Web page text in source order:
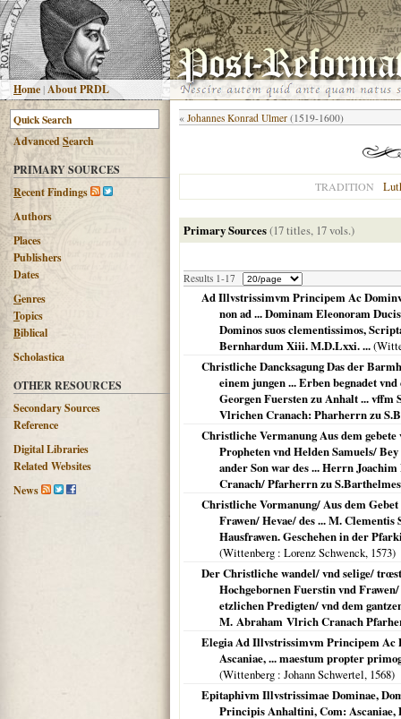
Home |About PRDL
AdvancedSearch
PRIMARY SOURCES
Recent Findings
Authors
Places
Publishers
Dates
Genres
Topics
Biblical
Scholastica
OTHER RESOURCES
Secondary Sources
Reference
Digital Libraries
Related Websites
News
« Johannes Konrad Ulmer (1519-1600)
TRADITION
Primary Sources(17 titles, 17 vols.)
Results 1-17
Ad Illvstrissimvm Principem Ac
non ad ... Dominam Eleonoram
Dominos suos clementissimos,
Bernhardum Xiii. M.D.Lxxi. ...(
Christliche Dancksagung Das der
einem jungen ... Erben begnadet
Georgen Fuersten zu Anhalt ... vffm
Vlrichen Cranach: Pharherrn zu
Christliche Vermanung Aus dem
Propheten vnd Helden Samuels/
ander Son war des ... Herrn
Cranach/ Pfarherrn zu
Christliche Vormanung/ Aus dem
Frawen/ Hevae/ des ... M.
Hausfrawen. Geschehen in der
(Wittenberg : Lorenz Schwenck, 1573)
Der Christliche wandel/ vnd selige/
Hochgebornen Fuerstin vnd
etzlichen Predigten/ vnd dem
M. Abraham Vlrich Cranach
Elegia Ad Illvstrissimvm Principem Ac
Ascaniae, ... maestum propter
(Wittenberg : Johann Schwertel, 1568)
Epitaphivm Illvstrissimae Dominae,
Principis Anhaltini, Com: